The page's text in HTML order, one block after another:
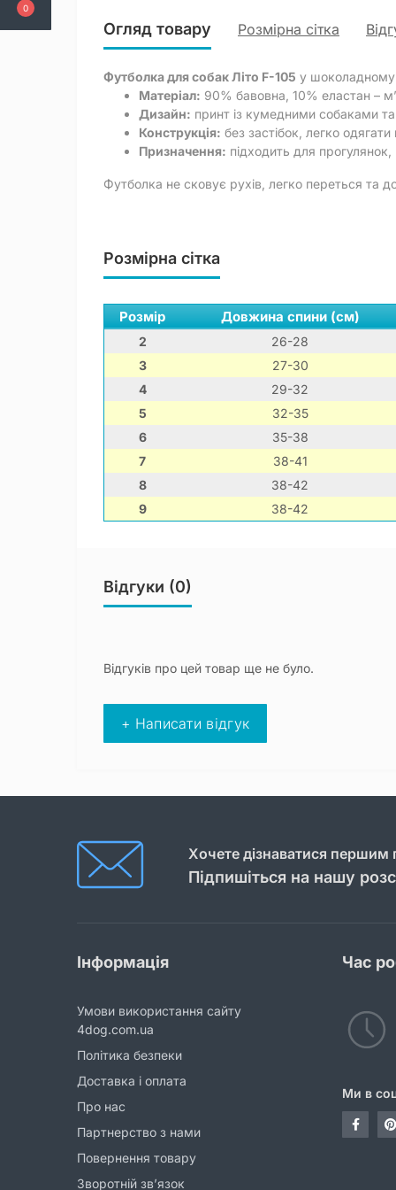
0
Огляд товару Розмірна сітка
Футболка для собак Літо F-105 у шоколадному
Матеріал: 90% бавовна, 10% еластан –
Дизайн: принт із кумедними собаками
Конструкція: без застібок, легко
Призначення: підходить для
Футболка не сковує рухів, легко переться та
Розмірна сітка
Розмір Довжина спини (см)
2
26-28
3
27-30
4
29-32
5
32-35
6
35-38
7
38-41
8
38-42
9
38-42
Відгуки (0)
Відгуків про цей товар ще не було.
+ Написати відгук
Хочете дізнаватися першим
Підпишіться на нашу
Інформація
Умови використання сайту
4dog.com.ua
Політика безпеки
Доставка і оплата
Про нас
Партнерство з нами
Повернення товару
Зворотній зв’язок
Час
Ми в